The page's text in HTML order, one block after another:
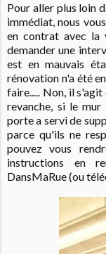
Pour aller plus loin
immédiat, nous
en contrat avec la
demander une
est en mauvais
rénovation n'a été
faire..... Non, il
revanche, si le
porte a servi de
parce qu'ils ne
pouvez vous
instructions en
DansMaRue (ou